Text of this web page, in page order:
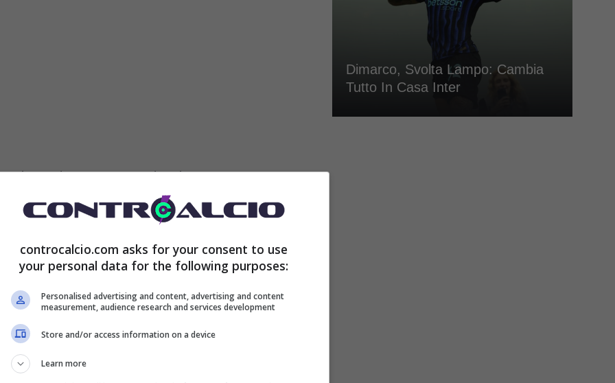
assolutamente, ma che sicuramente
proporzioni e nel modo in cui è maturata
ha funzionato e trovare le contromisure per il
cuila Final Eight di Nations League e le
da non fallire. Intanto, però, l’allenatore
queste, piuttosto feroce,arriva da Damiano Er
Dimarco, Svolta Lampo: Cambia
Tutto In Casa Inter
controcalcio.com asks for your consent to use
your personal data for the following purposes:
Personalised advertising and content, advertising and content
measurement, audience research and services development
Store and/or access information on a device
Learn more